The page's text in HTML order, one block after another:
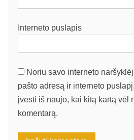
Interneto puslapis
Noriu savo interneto
pašto adresą ir interneto
įvesti iš naujo, kai kitą kartą vėl
komentarą.